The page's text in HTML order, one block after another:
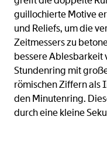
guillochierte Motive
und Reliefs, um die
Zeitmessers zu
bessere
Stundenring mit
römischen Ziffern als
den Minutenring.
durch eine kleine